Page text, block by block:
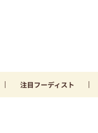
注目フーディスト